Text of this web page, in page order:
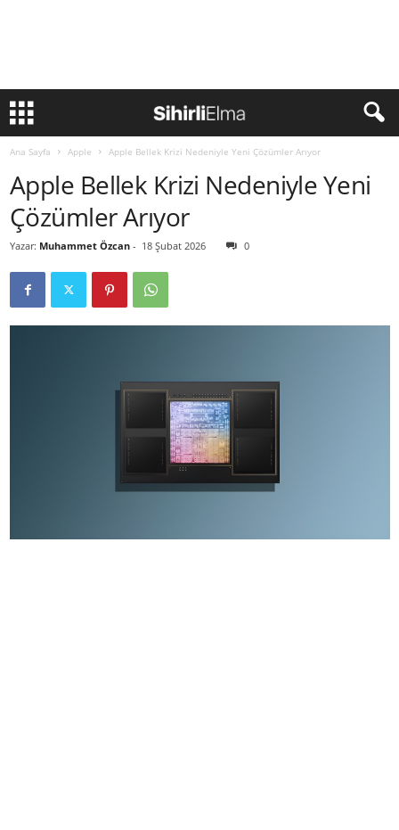
Ana Sayfa Apple Apple Bellek Krizi Nedeniyle Yeni Çözümler Arıyor
Apple Bellek Krizi Nedeniyle Yeni
Çözümler Arıyor
Yazar: Muhammet Özcan - 18 Şubat 2026 0